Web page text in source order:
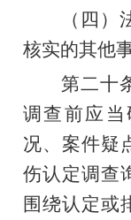
（四
核实的其他事
第二十
调查前应
况、案件疑
伤认定调查
围绕认定或